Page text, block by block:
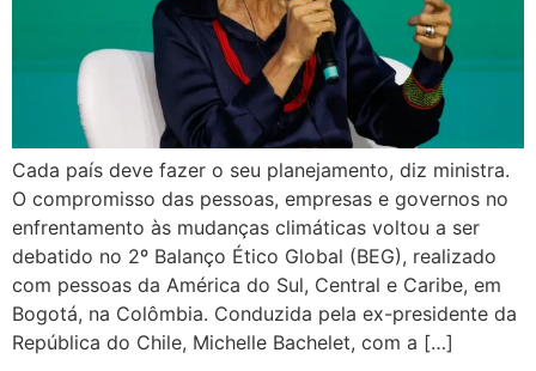
Cada país deve fazer o seu planejamento, diz ministra.
O compromisso das pessoas, empresas e governos no
enfrentamento às mudanças climáticas voltou a ser
debatido no 2º Balanço Ético Global (BEG), realizado
com pessoas da América do Sul, Central e Caribe, em
Bogotá, na Colômbia. Conduzida pela ex-presidente da
República do Chile, Michelle Bachelet, com a […]